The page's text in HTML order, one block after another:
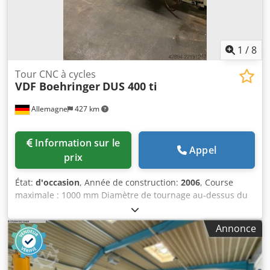
1 /8
Allemagne 427 km
Tour CNC à cycles
VDF Boehringer DUS 400 ti
prix
Appel
État: d'occasion, Année de construction: 2006, Course
maximale : 1000 mm Diamètre de tournage au-dessus du
chariot : 420 mm Diamètre de tournage au-dessus du
chariot longitudinal : 235 mm Longueur de tournage : 1000
mm Montage de broche : DIN 55027 taille 6 Commande :
MANUALPlus 4110 Alésage de la broche : 51 mm Plage de
vitesses : 3 - 3000 tr/min Avance : 5 000 / 10 000 mm/min
Annonce